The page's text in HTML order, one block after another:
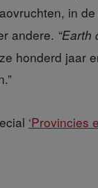
in de
andere. “Earth
honderd
‘Provincies